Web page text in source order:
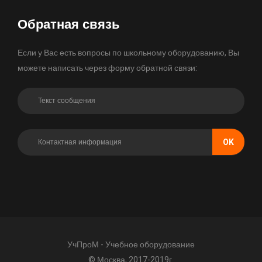
Обратная связь
Если у Вас есть вопросы по школьному оборудованию, Вы
можете написать через форму обратной связи:
OK
УчПроМ - Учебное оборудование